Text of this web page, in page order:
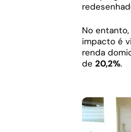
No
impacto é
renda
de 20,2%.